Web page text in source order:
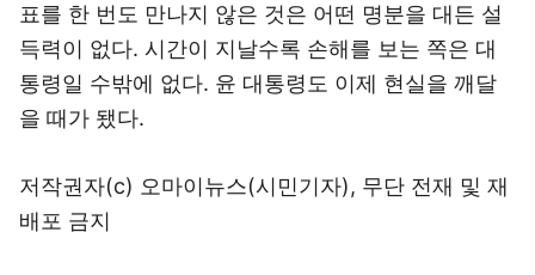
표를 한 번도 만나지 않은 것은 어떤 명분을 대든 설
득력이 없다. 시간이 지날수록 손해를 보는 쪽은 대
통령일 수밖에 없다. 윤 대통령도 이제 현실을 깨달
을 때가 됐다.
저작권자(c) 오마이뉴스(시민기자), 무단 전재 및 재
배포 금지